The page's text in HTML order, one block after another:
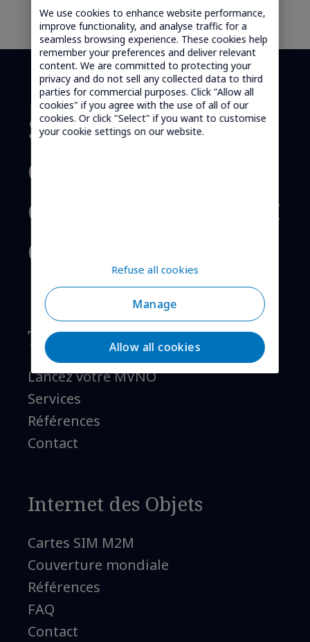
We use cookies to enhance website performance,
improve functionality, and analyse traffic for a
seamless browsing experience. These cookies help
remember your preferences and deliver relevant
content. We are committed to protecting your
privacy and do not sell any collected data to third
parties for commercial purposes. Click "Allow all
cookies" if you agree with the use of all of our
cookies. Or click "Select" if you want to customise
your cookie settings on our website.
Refuse all cookies
Manage
Allow all cookies
Solutions de
connectivité
cellulaire, partout
dans le monde.
Téléphonie mobile
Lancez votre MVNO
Services
Références
Contact
Internet des Objets
Cartes SIM M2M
Couverture mondiale
Références
FAQ
Contact